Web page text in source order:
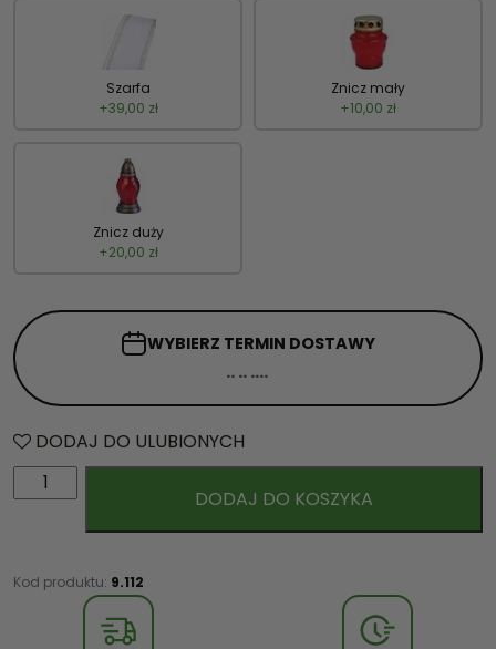
Szarfa
+39,00 zł
Znicz mały
+10,00 zł
Znicz duży
+20,00 zł
WYBIERZ TERMIN DOSTAWY
DODAJ DO ULUBIONYCH
l
ć
DODAJ DO KOSZYKA
Kod produktu: 9.112